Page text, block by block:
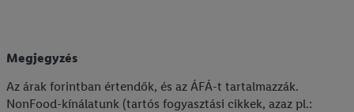
Megjegyzés
Az árak forintban értendők, és az ÁFÁ-t tartalmazzák.
NonFood-kínálatunk (tartós fogyasztási cikkek, azaz pl.: